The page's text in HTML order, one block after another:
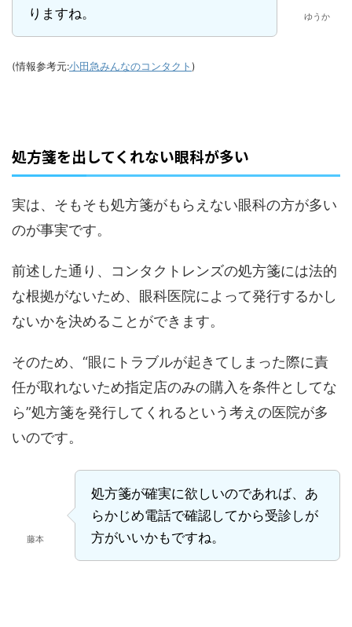
りますね。
ゆうか
(情報参考元:小田急みんなのコンタクト )
処方箋を出してくれない眼科が多い
実は、そもそも処方箋がもらえない眼科の方が多い
のが事実です。
前述した通り、コンタクトレンズの処方箋には法的
な根拠がないため、眼科医院によって発行するかし
ないかを決めることができます。
そのため、“眼にトラブルが起きてしまった際に責
任が取れないため指定店のみの購入を条件としてな
ら”処方箋を発行してくれるという考えの医院が多
いのです。
藤本
処方箋が確実に欲しいのであれば、あ
らかじめ電話で確認してから受診しが
方がいいかもですね。